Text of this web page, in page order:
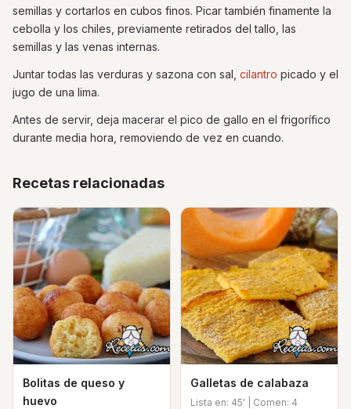
semillas y cortarlos en cubos finos. Picar también finamente la
cebolla y los chiles, previamente retirados del tallo, las
semillas y las venas internas.
Juntar todas las verduras y sazona con sal, cilantro picado y el
jugo de una lima.
Antes de servir, deja macerar el pico de gallo en el frigorífico
durante media hora, removiendo de vez en cuando.
Recetas relacionadas
Bolitas de queso y
huevo
Galletas de calabaza
Lista en: 45' | Comen: 4